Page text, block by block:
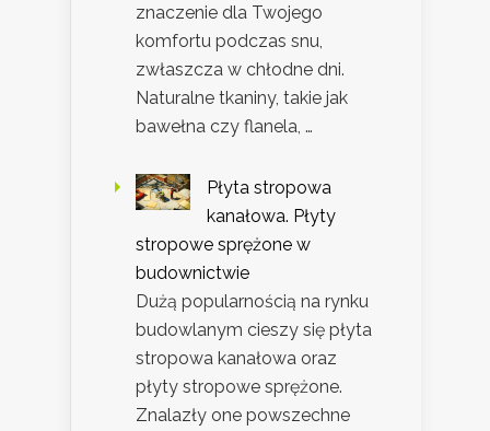
znaczenie dla Twojego
komfortu podczas snu,
zwłaszcza w chłodne dni.
Naturalne tkaniny, takie jak
bawełna czy flanela, …
Płyta stropowa
kanałowa. Płyty
stropowe sprężone w
budownictwie
Dużą popularnością na rynku
budowlanym cieszy się płyta
stropowa kanałowa oraz
płyty stropowe sprężone.
Znalazły one powszechne